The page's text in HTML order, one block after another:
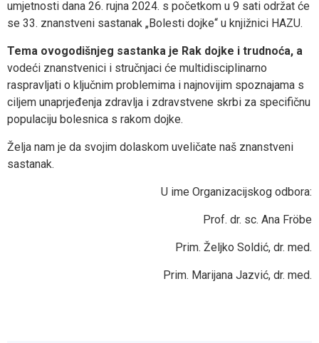
umjetnosti dana 26. rujna 2024. s početkom u 9 sati održat će
se 33. znanstveni sastanak „Bolesti dojke“ u knjižnici HAZU.
Tema ovogodišnjeg sastanka je Rak dojke i trudnoća, a
vodeći znanstvenici i stručnjaci će multidisciplinarno
raspravljati o ključnim problemima i najnovijim spoznajama s
ciljem unaprjeđenja zdravlja i zdravstvene skrbi za specifičnu
populaciju bolesnica s rakom dojke.
Želja nam je da svojim dolaskom uveličate naš znanstveni
sastanak.
U ime Organizacijskog odbora:
Prof. dr. sc. Ana Fröbe
Prim. Željko Soldić, dr. med.
Prim. Marijana Jazvić, dr. med.